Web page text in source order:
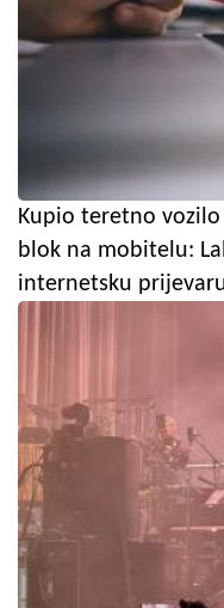
Kupio teretno
blok na mobitelu:
internetsku